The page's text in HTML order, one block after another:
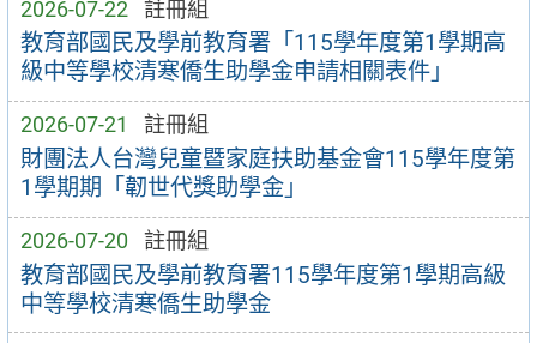
2026-07-22 註冊組
教育部國民及學前教育署「115學年度第1學期高
級中等學校清寒僑生助學金申請相關表件」
2026-07-21 註冊組
財團法人台灣兒童暨家庭扶助基金會115學年度第
1學期期「韌世代獎助學金」
2026-07-20 註冊組
教育部國民及學前教育署115學年度第1學期高級
中等學校清寒僑生助學金